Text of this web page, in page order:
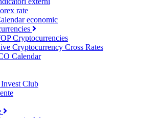
rate
economic
Cryptocurrencies
Cryptocurrency Cross Rates
Calendar
Club